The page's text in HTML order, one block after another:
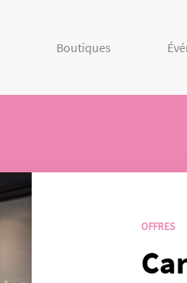
Boutiques
OFFRES